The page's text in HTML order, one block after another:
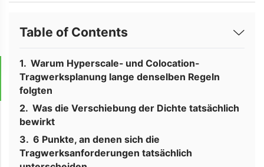
Table of Contents
Warum Hyperscale- und Colocation-
Tragwerksplanung lange denselben Regeln
folgten
Was die Verschiebung der Dichte tatsächlich
bewirkt
6 Punkte, an denen sich die
Tragwerksanforderungen tatsächlich